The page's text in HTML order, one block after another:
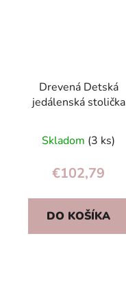
Drevená Detská
jedálenská stolička
Skladom (3 ks)
€102,79
DO KOŠÍKA